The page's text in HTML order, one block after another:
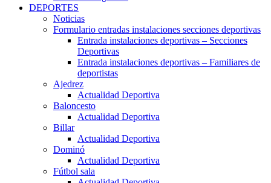
DEPORTES
Noticias
Formulario entradas instalaciones secciones deportivas
Entrada instalaciones deportivas – Secciones
Deportivas
Entrada instalaciones deportivas – Familiares de
deportistas
Ajedrez
Actualidad Deportiva
Baloncesto
Actualidad Deportiva
Billar
Actualidad Deportiva
Dominó
Actualidad Deportiva
Fútbol sala